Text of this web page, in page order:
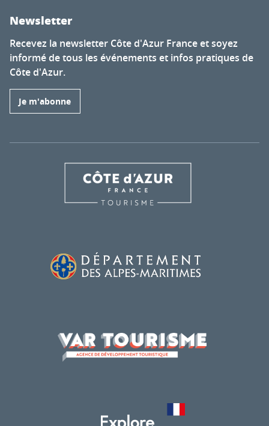
Newsletter
Recevez la newsletter Côte d'Azur France et soyez
informé de tous les événements et infos pratiques de
Côte d'Azur.
Je m'abonne